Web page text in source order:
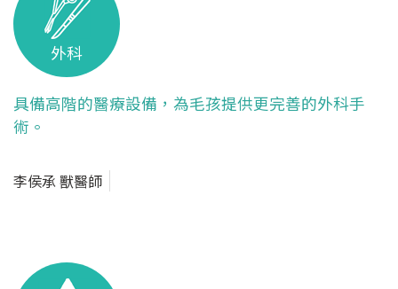
外科
具備高階的醫療設備，為毛孩提供更完善的外科手
術。
李侯承 獸醫師